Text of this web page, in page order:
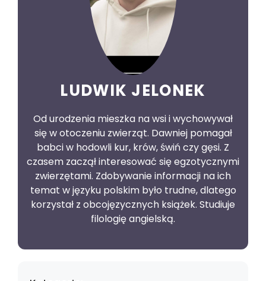
LUDWIK JELONEK
Od urodzenia mieszka na wsi i wychowywał
się w otoczeniu zwierząt. Dawniej pomagał
babci w hodowli kur, krów, świń czy gęsi. Z
czasem zaczął interesować się egzotycznymi
zwierzętami. Zdobywanie informacji na ich
temat w języku polskim było trudne, dlatego
korzystał z obcojęzycznych książek. Studiuje
filologię angielską.